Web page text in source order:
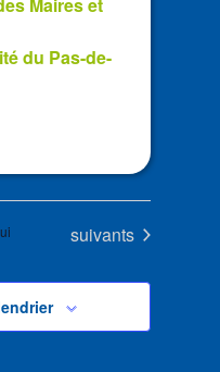
du Pas-de-
Évènements
suivants